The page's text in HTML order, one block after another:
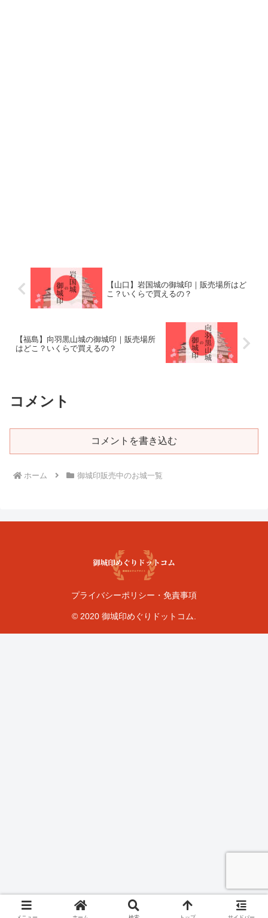
【山口】岩国城の御城印｜販売場所はど
こ？いくらで買えるの？
【福島】向羽黒山城の御城印｜販売場所
はどこ？いくらで買えるの？
コメント
コメントを書き込む
ホーム 御城印販売中のお城一覧
プライバシーポリシー・免責事項
© 2020 御城印めぐりドットコム.